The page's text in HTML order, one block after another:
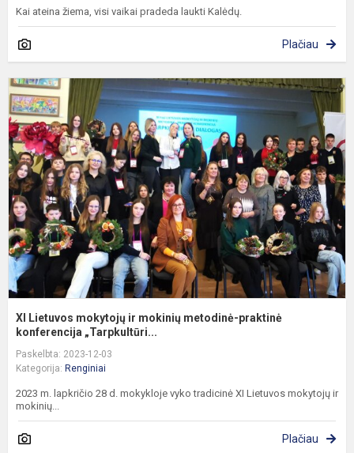
Kai ateina žiema, visi vaikai pradeda laukti Kalėdų.
Plačiau
XI Lietuvos mokytojų ir mokinių metodinė-praktinė
konferencija „Tarpkultūri...
Paskelbta: 2023-12-03
Kategorija: Renginiai
2023 m. lapkričio 28 d. mokykloje vyko tradicinė XI Lietuvos mokytojų ir
mokinių...
Plačiau